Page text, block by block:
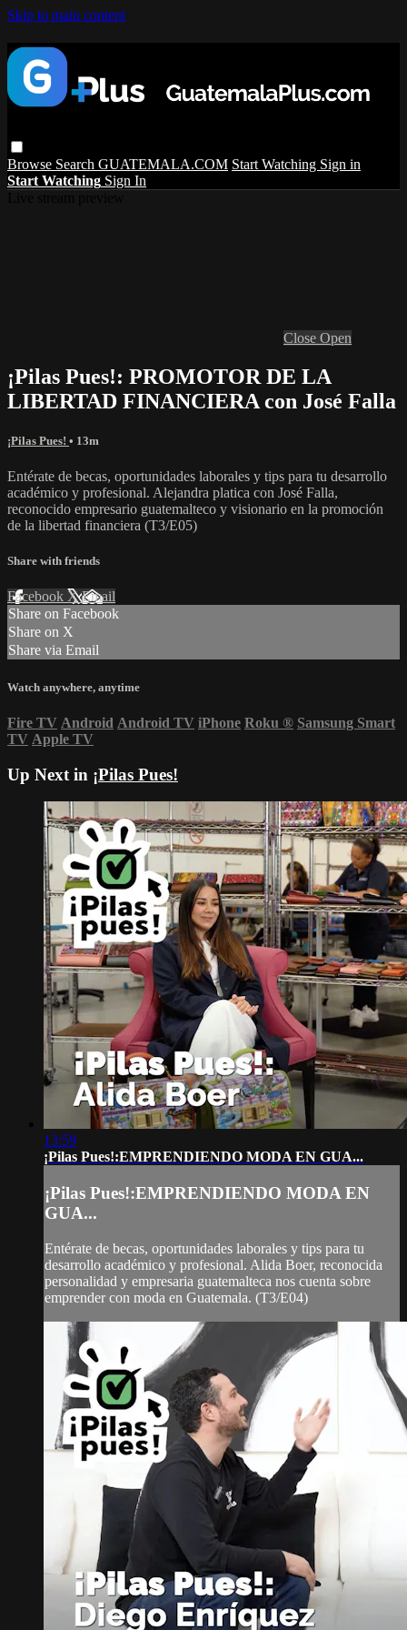
Skip to main content
Browse Search GUATEMALA.COM Start Watching Sign in
Start Watching Sign In
Close Open
¡Pilas Pues!: PROMOTOR DE LA
LIBERTAD FINANCIERA con José Falla
¡Pilas Pues! • 13m
Entérate de becas, oportunidades laborales y tips para tu desarrollo
académico y profesional. Alejandra platica con José Falla,
reconocido empresario guatemalteco y visionario en la promoción
de la libertad financiera (T3/E05)
Share with friends
Facebook XEmail
Share on Facebook
Share on X
Share via Email
Watch anywhere, anytime
Fire TV Android Android TV iPhone Roku ® Samsung Smart
TV Apple TV
Up Next in ¡Pilas Pues!
13:59
¡Pilas Pues!:EMPRENDIENDO MODA EN GUA...
¡Pilas Pues!:EMPRENDIENDO MODA EN
GUA...
Entérate de becas, oportunidades laborales y tips para tu
desarrollo académico y profesional. Alida Boer, reconocida
personalidad y empresaria guatemalteca nos cuenta sobre
emprender con moda en Guatemala. (T3/E04)